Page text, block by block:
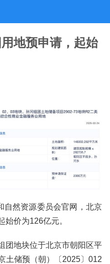
地预申请，起始
然资源委员会官网，北京
始价为126亿元。
地块位于北京市朝阳区平
土储预（朝）〔2025〕012